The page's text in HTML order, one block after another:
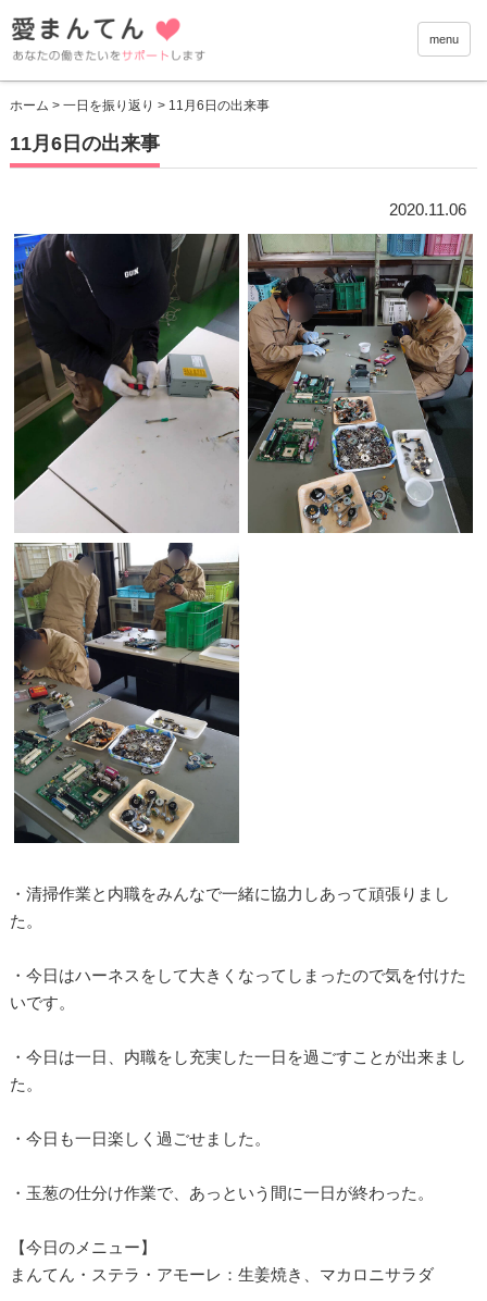
愛まん
menu
ホーム > 一日を振り返り > 11月6日の出来事
11月6日の出来事
2020.11.06
・清掃作業と内職をみんなで一緒に協力しあって頑張りまし
た。
・今日はハーネスをして大きくなってしまったので気を付けた
いです。
・今日は一日、内職をし充実した一日を過ごすことが出来まし
た。
・今日も一日楽しく過ごせました。
・玉葱の仕分け作業で、あっという間に一日が終わった。
【今日のメニュー】
まんてん・ステラ・アモーレ：生姜焼き、マカロニサラダ